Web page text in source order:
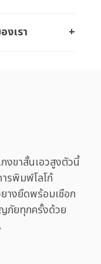
งเรา
งขาสั้นเอวสูงตัวนี้
รพิมพ์โลโก้
างยืดพร้อมเชือก
ภัยทุกครั้งด้วย